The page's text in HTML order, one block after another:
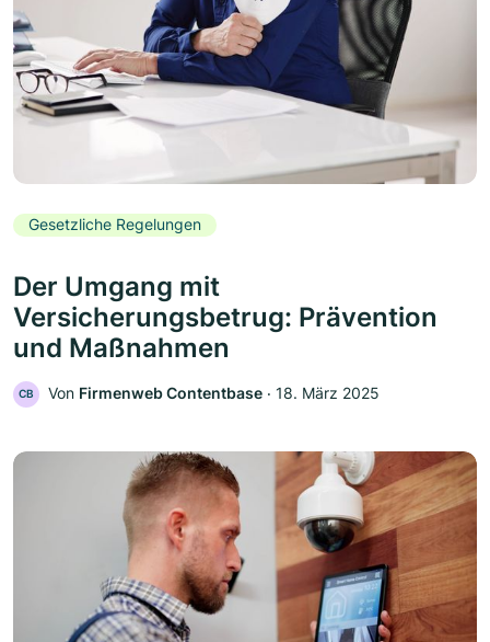
Gesetzliche Regelungen
Der Umgang mit
Versicherungsbetrug: Prävention
und Maßnahmen
CB Von Firmenweb Contentbase ‧ 18. März 2025